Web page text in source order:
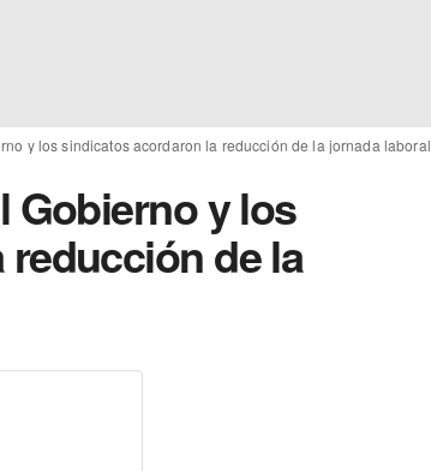
y los sindicatos acordaron la reducción de la jornada laboral
Gobierno y los
de la